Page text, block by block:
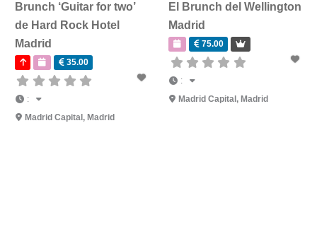
Brunch ‘Guitar for two’
de Hard Rock Hotel
Madrid
35.00
:
Madrid Capital , Madrid
El Brunch del Wellington
Madrid
75.00
:
Madrid Capital , Madrid